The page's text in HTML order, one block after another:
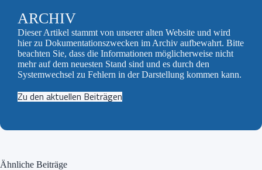
ARCHIV
Dieser Artikel stammt von unserer alten Website und wird
hier zu Dokumentationszwecken im Archiv aufbewahrt. Bitte
beachten Sie, dass die Informationen möglicherweise nicht
mehr auf dem neuesten Stand sind und es durch den
Systemwechsel zu Fehlern in der Darstellung kommen kann.
Zu den aktuellen Beiträgen
Ähnliche Beiträge